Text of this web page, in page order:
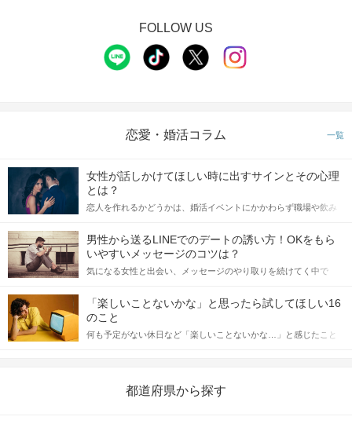
FOLLOW US
恋愛・婚活コラム 一覧
女性が話しかけてほしい時に出すサインとその心理
とは？
恋人を作れるかどうかは、婚活イベントにかかわらず職場や飲み
てアプローチできるかにも左右されます。 これから恋人作りを本
格的に始めようとしている方は、女性が異性を求めて出すサイン
をしっかりと理解し、正しい行動に移せるかどうかが重要。 この
記事では、女性が話しかけて欲しい時に出すサインとその心理を
合にどのような行動に繋げるべきかをご紹介していきます。
男性から送るLINEでのデートの誘い方！OKをもら
いやすいメッセージのコツは？
気になる女性と出会い、メッセージのやり取りを続けてく中で
しかし、中には「どう誘ったらいいの？」とお困りの男性もいら
っしゃるのではないでしょうか。 そこで今回は、男性から女性へ
送るLINEでのデートの誘い方のコツをご紹介します。例文も混じ
えながら解説するので、ぜひ参考にしてください。
「楽しいことないかな」と思ったら試してほしい16
のこと
何も予定がない休日など「楽しいことないかな…」と感じたこと
の楽しいことアイデアを集めました♪ いままさに楽しいことを探し
都道府県から探す